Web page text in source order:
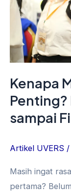
Kenapa
Penting?
sampai
Artikel UVERS /
Masih ingat
pertama?
Dari
MPLS,
Kuliah,
sampai
Day
Kerja